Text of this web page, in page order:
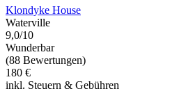
Klondyke House
Waterville
9,0/10
Wunderbar
(88 Bewertungen)
180 €
inkl. Steuern & Gebühren